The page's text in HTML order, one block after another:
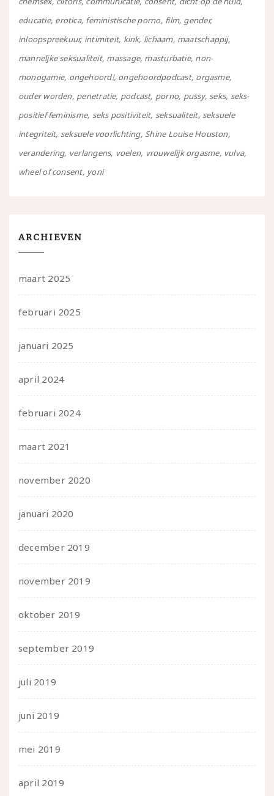
educatie erotica feministische porno film gender
inloopspreekuur intimiteit kink lichaam maatschappij
manneljke seksualiteit massage masturbatie non-
monogamie ongehoord! ongehoordpodcast orgasme
ouder worden penetratie podcast porno pussy seks seks-
positief feminisme seks positiviteit seksualiteit seksuele
integriteit seksuele voorlichting Shine Louise Houston
verandering verlangens voelen vrouwelijk orgasme vulva
wheel of consent yoni
ARCHIEVEN
maart 2025
februari 2025
januari 2025
april 2024
februari 2024
maart 2021
november 2020
januari 2020
december 2019
november 2019
oktober 2019
september 2019
juli 2019
juni 2019
mei 2019
april 2019